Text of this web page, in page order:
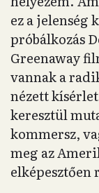
ez a jelenség
próbálkozás
Greenaway
vannak a
nézett
keresztül
kommersz,
meg az
elképesztően